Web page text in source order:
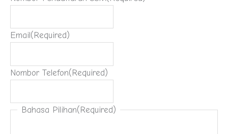
Email(Required)
Nombor Telefon(Required)
Bahasa Pilihan(Required)